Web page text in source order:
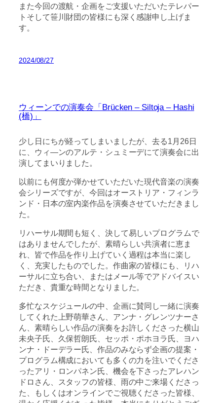
また今回の渡航・企画をご支援いただいたテレパー
トそして笹川財団の皆様にも深く感謝申し上げま
す。
2024/08/27
ウィーンでの演奏会「Brücken – Siltoja – Hashi
(橋)」
少し日にちが経ってしまいましたが、去る1月26日
に、ウィ―ンのアルテ・シュミーデにて演奏会に出
演してまいりました。
以前にも何度か弾かせていただいた現代音楽の演奏
会シリーズですが、今回はオーストリア・フィンラ
ンド・日本の室内楽作品を演奏させていただきまし
た。
リハーサル期間も短く、決して易しいプログラムで
はありませんでしたが、素晴らしい共演者に恵ま
れ、皆で作品を作り上げていく過程は本当に楽し
く、充実したものでした。作曲家の皆様にも、リハ
ーサルに立ち合い、またはメール等でアドバイスい
ただき、貴重な時間となりました。
多忙なスケジュールの中、企画に賛同し一緒に演奏
してくれた上野萌華さん、アンナ・グレンツナーさ
ん、素晴らしい作品の演奏をお許しくださった横山
未央子氏、久保哲朗氏、セッポ・ポホヨラ氏、ヨハ
ンナ・ドーデラー氏、作品のみならず企画の提案・
プログラム構成においても多くの力を注いでくださ
ったアリ・ロンパネン氏、機会を下さったアレハン
ドロさん、スタッフの皆様、雨の中ご来場くださっ
た、もしくはオンラインでご視聴くださった皆様、